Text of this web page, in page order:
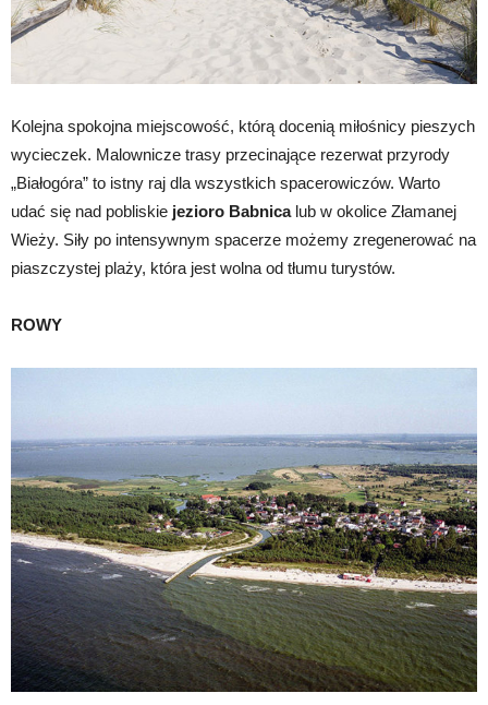
Kolejna spokojna miejscowość, którą docenią miłośnicy pieszych
wycieczek. Malownicze trasy przecinające rezerwat przyrody
„Białogóra” to istny raj dla wszystkich spacerowiczów. Warto
udać się nad pobliskie jezioro Babnicalub w okolice Złamanej
Wieży. Siły po intensywnym spacerze możemy zregenerować na
piaszczystej plaży, która jest wolna od tłumu turystów.
ROWY